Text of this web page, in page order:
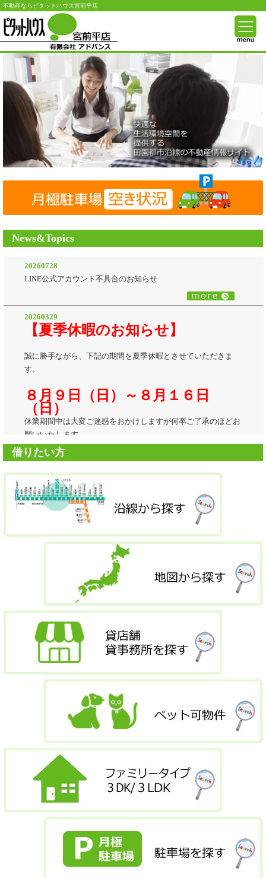
不動産ならピタットハウス宮前平店
News&Topics
20260728
LINE公式アカウント不具合のお知らせ
20260329
【夏季休暇のお知らせ】
誠に勝手ながら、下記の期間を夏季休暇とさせていただきま
す。
８月９日（日）～８月１６日
（日）
休業期間中は大変ご迷惑をおかけしますが何卒ご了承のほどお
願いいたします。
借りたい方